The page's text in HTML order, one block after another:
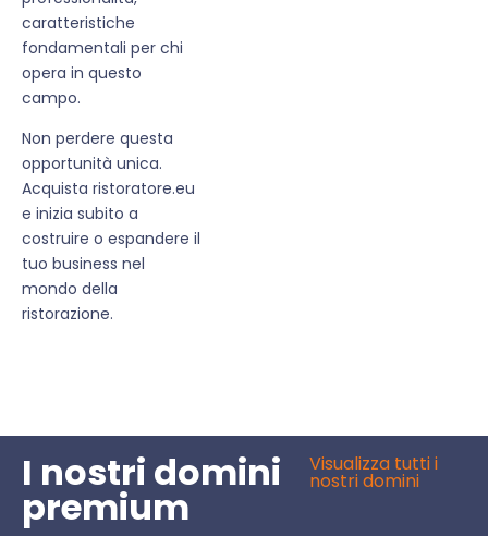
caratteristiche
fondamentali per chi
opera in questo
campo.
Non perdere questa
opportunità unica.
Acquista ristoratore.eu
e inizia subito a
costruire o espandere il
tuo business nel
mondo della
ristorazione.
I nostri domini
premium
Visualizza tutti i
nostri domini